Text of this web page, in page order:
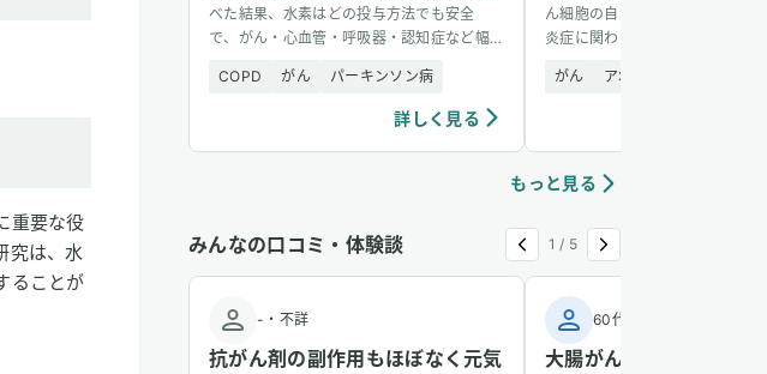
重要な役
究は、水
ることが
べた結果、水素はどの投与方法でも安全
で、がん・心血管・呼吸器・認知症など幅
COPD
がん パーキンソン病
詳しく見る
ん細胞の自滅（アポトーシス）
炎症に関わる遺伝子経路の活性
がん
アポトーシス調整
もっと見る
みんなの口コミ・体験談 1 / 5
- ・ 不詳
抗がん剤の副作用もほぼなく元気
60代
大腸がん治療中、水素吸